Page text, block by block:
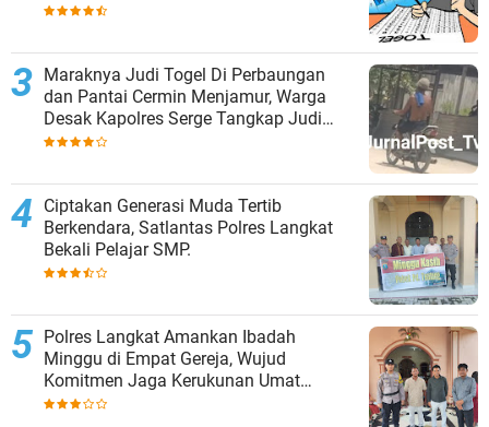
Maraknya Judi Togel Di Perbaungan
dan Pantai Cermin Menjamur, Warga
Desak Kapolres Serge Tangkap Judi
Togel
Ciptakan Generasi Muda Tertib
Berkendara, Satlantas Polres Langkat
Bekali Pelajar SMP.
Polres Langkat Amankan Ibadah
Minggu di Empat Gereja, Wujud
Komitmen Jaga Kerukunan Umat
Beragama.